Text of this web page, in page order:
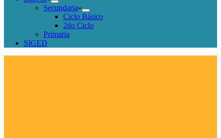
Secundaria
Ciclo Básico
2do Ciclo
Primaria
SIGED